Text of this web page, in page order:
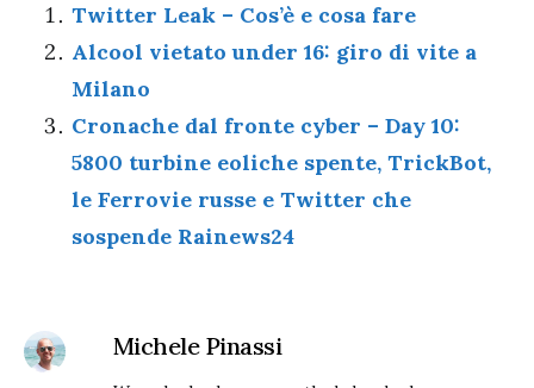
Twitter Leak – Cos’è e cosa fare
Alcool vietato under 16: giro di vite a
Milano
Cronache dal fronte cyber – Day 10:
5800 turbine eoliche spente, TrickBot,
le Ferrovie russe e Twitter che
sospende Rainews24
Michele Pinassi